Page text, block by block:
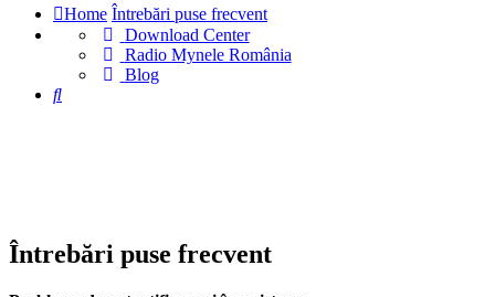
Home Întrebări puse frecvent
Download Center
Radio Mynele România(Opens
Blog(Opens
Căutare
Întrebări puse frecvent